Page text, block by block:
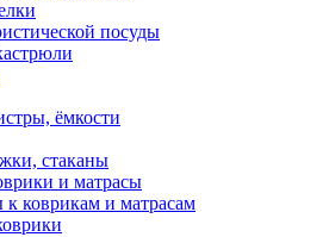
посуды
ёмкости
стаканы
и матрасы
к коврикам и матрасам